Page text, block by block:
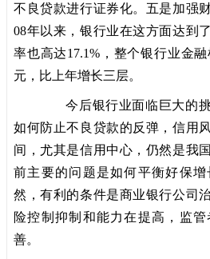
不良贷款进行证券化。五是加强
08年以来，银行业在这方面达到
率也高达17.1%，整个银行业金
元，比上年增长三层。
今后银行业面临巨大的挑
如何防止不良贷款的反弹，信用
间，尤其是信用中心，仍然是我
前主要的问题是如何平衡好保
然，有利的条件是商业银行公司
险控制抑制和能力在提高，监
善。